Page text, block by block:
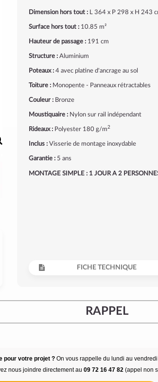
Dimension hors tout :L 364 x P 298 x H 243
Surface hors tout :10.85 m²
Hauteur de passage :191 cm
Structure :Aluminium
Poteaux :4 avec platine d'ancrage au sol
Toiture :Monopente - Panneaux rétractables
Couleur :Bronze
Moustiquaire :Nylon sur rail indépendant
Rideaux :Polyester 180 g/m2
Inclus :Visserie de montage inoxydable
Garantie :5 ans
MONTAGE SIMPLE : 1 JOUR A 2
FICHE TECHNIQUE
RAPPEL
pour votre projet ?On vous rappelle du lundi au
nous joindre directement au 09 72 16 47 82(appel non